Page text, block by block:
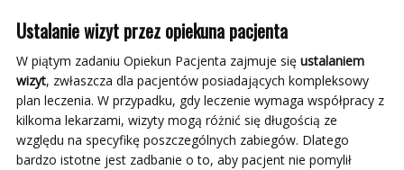
Ustalanie wizyt przez opiekuna pacjenta
W piątym zadaniu Opiekun Pacjenta zajmuje się ustalaniem
wizyt, zwłaszcza dla pacjentów posiadających kompleksowy
plan leczenia. W przypadku, gdy leczenie wymaga współpracy z
kilkoma lekarzami, wizyty mogą różnić się długością ze
względu na specyfikę poszczególnych zabiegów. Dlatego
bardzo istotne jest zadbanie o to, aby pacjent nie pomylił